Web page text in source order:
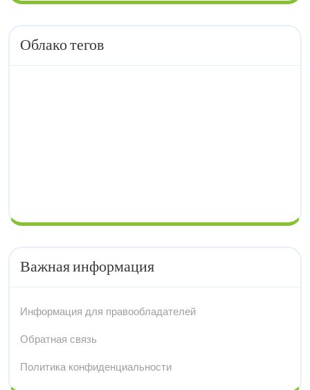
Облако тегов
Важная информация
Информация для правообладателей
Обратная связь
Политика конфиденциальности